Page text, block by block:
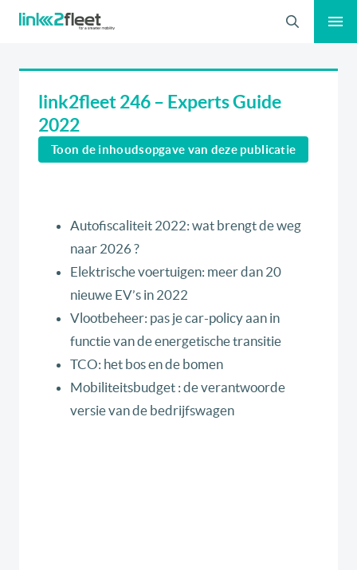
Zoeken
link2fleet 246 – Experts Guide
2022
Toon de inhoudsopgave van deze publicatie
Autofiscaliteit 2022: wat brengt de weg
naar 2026 ?
Elektrische voertuigen: meer dan 20
nieuwe EV’s in 2022
Vlootbeheer: pas je car-policy aan in
functie van de energetische transitie
TCO: het bos en de bomen
Mobiliteitsbudget : de verantwoorde
versie van de bedrijfswagen